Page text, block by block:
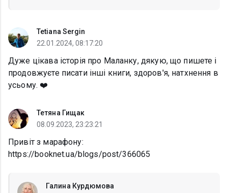
Tetiana Sergin
22.01.2024, 08:17:20
Дуже цікава історія про Маланку, дякую, що пишете і
продовжуєте писати інші книги, здоров'я, натхнення в
усьому. ❤️
Тетяна Гищак
08.09.2023, 23:23:21
Привіт з марафону:
https://booknet.ua/blogs/post/366065
Галина Курдюмова